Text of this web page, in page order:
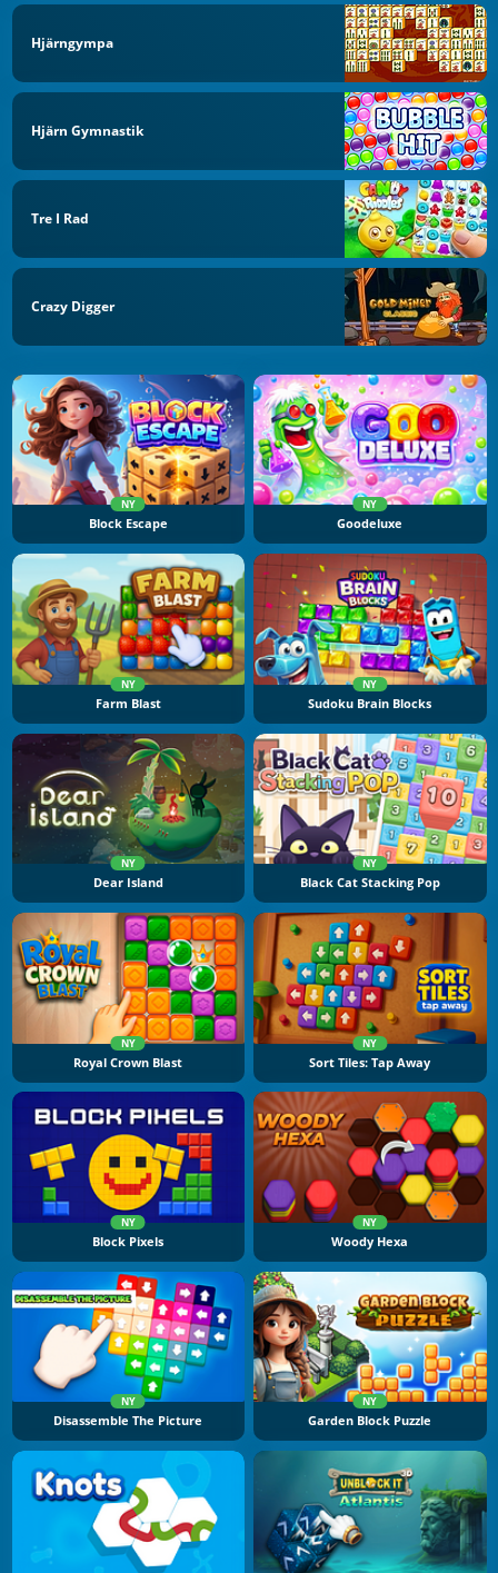
Hjärngympa
Hjärn Gymnastik
Tre I Rad
Crazy Digger
NY
Block Escape
NY
Goodeluxe
NY
Farm Blast
NY
Sudoku Brain Blocks
NY
Dear Island
NY
Black Cat Stacking Pop
NY
Royal Crown Blast
NY
Sort Tiles: Tap Away
NY
Block Pixels
NY
Woody Hexa
NY
Disassemble The Picture
NY
Garden Block Puzzle